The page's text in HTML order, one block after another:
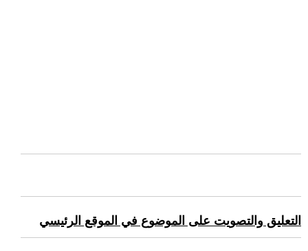
التعليق والتصويت على الموضوع في الموقع الرئيسي